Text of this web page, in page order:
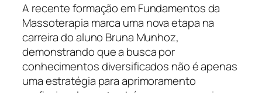
A recente formação em Fundamentos da
Massoterapia marca uma nova etapa na
carreira do aluno Bruna Munhoz,
demonstrando que a busca por
conhecimentos diversificados não é apenas
uma estratégia para aprimoramento